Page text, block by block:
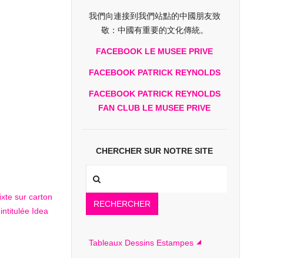
我們向連接到我們站點的中國朋友致
敬：中國有重要的文化傳統。
FACEBOOK LE MUSEE PRIVE
FACEBOOK PATRICK REYNOLDS
FACEBOOK PATRICK REYNOLDS
FAN CLUB LE MUSEE PRIVE
CHERCHER SUR NOTRE SITE
RECHERCHER
Tableaux Dessins Estampes